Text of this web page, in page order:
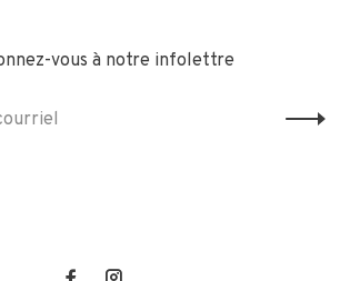
vous à notre infolettre